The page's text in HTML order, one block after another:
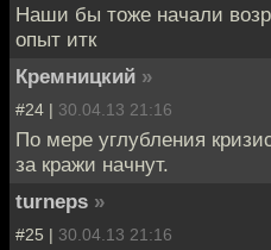
Наши бы тоже начали
опыт итк
Кремницкий »
#24 | 30.04.13 21:16
По мере углубления
за кражи начнут.
turneps »
#25 | 30.04.13 21:16